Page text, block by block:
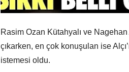
Rasim Ozan Kütahyalı ve
çıkarken, en çok konuşulan ise
istemesi oldu.